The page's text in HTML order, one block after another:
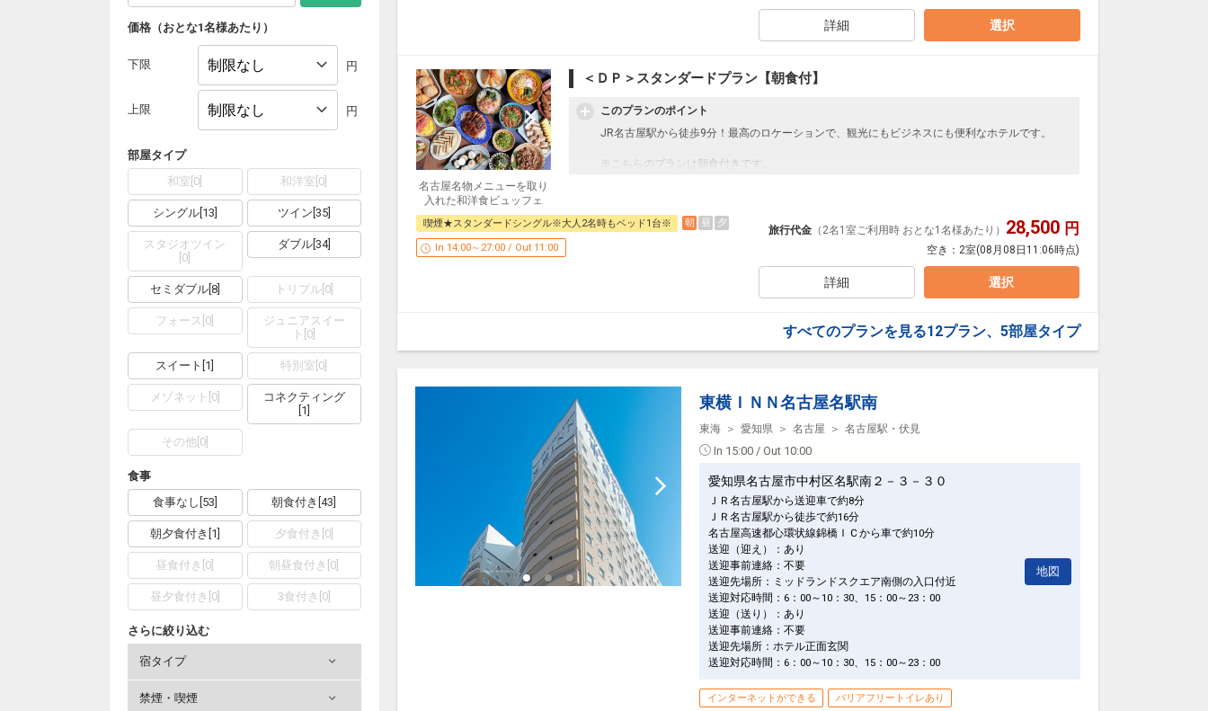
価格（おとな1名様あたり）
下限 円
上限 円
部屋タイプ
和室 0 和洋室 0
シングル[ 13 ツイン 35]
スタジオツイン
0
ダブル[ 34]
セミダブル[ 8] トリプル[ 0]
フォース 0
ジュニアスイー
ト 0
スイート 1 特別室 0
メゾネット 0]
コネクティング
1
その他[ 0]
食事
食事なし 53 朝食付き [43
朝夕食付き 1 夕食付き 0]
昼食付き 0 朝昼食付き 0
昼夕食付き 0] 3食付き 0]
さらに絞り込む
宿タイプ
禁煙・喫煙
・名古屋高速「錦橋」出口（大阪方面）から約10分
・全室コーヒーマシン設置
・加湿機能付空気清浄機
・全室Wi-Fi完備
[2階大浴場]
男性浴場にサウナ・女性浴場にミストサウナあり
・添い寝のお子様は朝食代金不要にてお召し上がり頂けます。
・全室VODシアターサービス 最新映画など100タイトル以上が見放題！
インターネットコース番号：DP-2-200000005675
詳細 選択
名古屋名物メニューを取り
入れた和洋食ビュッフェ
＜ＤＰ＞スタンダードプラン【朝食付】
このプランのポイント
JR名古屋駅から徒歩9分！最高のロケーションで、観光にもビジネスにも便利なホテルです。
※こちらのプランは朝食付きです。
・地下鉄「名古屋駅」1番出入口から徒歩約4分
・名古屋高速「明道町」出口（東京方面）から約4分
・シモンズ社製ポケットコイルベッド
・営業時間 3：00PM～1：00AM / 6：00AM～10：00AM
男性浴場にサウナ・女性浴場にミストサウナあり
・未就学のお子様添い寝代金不要
・添い寝のお子様は朝食代金不要にてお召し上がり頂けます。
・添い寝のお子様のアメニティーはお部屋にございません。
・ウェルカムドリンクサービス 14：00～23：00
・全室VODシアターサービス 最新映画など100タイトル以上が見放題！
※成人向けコンテンツは有料となります。
設定期間：2025年7月11日～2027年7月31日
インターネットコース番号：DP-2-200000006267
喫煙★スタンダードシングル※大人2名時もベッド1台※ 朝 昼 夕
In 14:00～27:00 / Out 11:00
旅行代金 （2名1室ご利用時 おとな1名様あたり） 28,500 円
空き： 2室(08月08日11:06時点)
詳細 選択
すべてのプランを見る12プラン、5部屋タイプ
東横ＩＮＮ名古屋名駅南
東海 愛知県 名古屋 名古屋駅・伏見
In 15:00 / Out 10:00
愛知県名古屋市中村区名駅南２－３－３０
ＪＲ名古屋駅から送迎車で約8分
ＪＲ名古屋駅から徒歩で約16分
名古屋高速都心環状線錦橋ＩＣから車で約10分
送迎（迎え）：あり
送迎事前連絡：不要
送迎先場所：ミッドランドスクエア南側の入口付近
送迎対応時間：6：00～10：30、15：00～23：00
送迎（送り）：あり
送迎事前連絡：不要
送迎先場所：ホテル正面玄関
送迎対応時間：6：00～10：30、15：00～23：00
地図
インターネットができる バリアフリートイレあり